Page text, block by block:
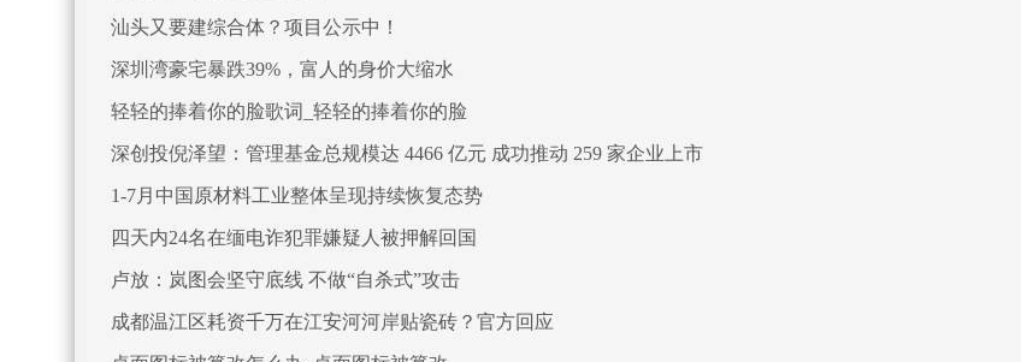
汕头又要建综合体？项目公示中！
深圳湾豪宅暴跌39%，富人的身价大缩水
轻轻的捧着你的脸歌词_轻轻的捧着你的脸
深创投倪泽望：管理基金总规模达 4466 亿元 成功推动 259 家企业上市
1-7月中国原材料工业整体呈现持续恢复态势
四天内24名在缅电诈犯罪嫌疑人被押解回国
卢放：岚图会坚守底线 不做“自杀式”攻击
成都温江区耗资千万在江安河河岸贴瓷砖？官方回应